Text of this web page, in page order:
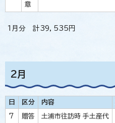
意
1月分 計39，535円
2月
日 区分 内容
7 贈答 土浦市往訪時 手土産代